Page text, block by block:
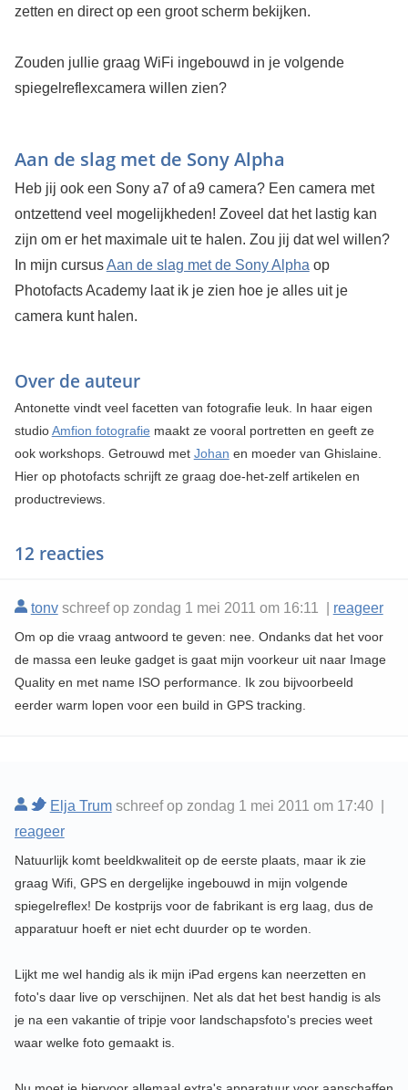
zetten en direct op een groot scherm bekijken.
Zouden jullie graag WiFi ingebouwd in je volgende
spiegelreflexcamera willen zien?
Aan de slag met de Sony Alpha
Heb jij ook een Sony a7 of a9 camera? Een camera met
ontzettend veel mogelijkheden! Zoveel dat het lastig kan
zijn om er het maximale uit te halen. Zou jij dat wel willen?
In mijn cursusAan de slag met de Sony Alpha op
Photofacts Academy laat ik je zien hoe je alles uit je
camera kunt halen.
Over de auteur
Antonette vindt veel facetten van fotografie leuk. In haar eigen
studioAmfion fotografie maakt ze vooral portretten en geeft ze
ook workshops. Getrouwd met Johan en moeder van Ghislaine.
Hier op photofacts schrijft ze graag doe-het-zelf artikelen en
productreviews.
12 reacties
tonvschreef op zondag 1 mei 2011 om 16:11 | reageer
Om op die vraag antwoord te geven: nee. Ondanks dat het voor
de massa een leuke gadget is gaat mijn voorkeur uit naar Image
Quality en met name ISO performance. Ik zou bijvoorbeeld
eerder warm lopen voor een build in GPS tracking.
Elja Trumschreef op zondag 1 mei 2011 om 17:40 |
reageer
Natuurlijk komt beeldkwaliteit op de eerste plaats, maar ik zie
graag Wifi, GPS en dergelijke ingebouwd in mijn volgende
spiegelreflex! De kostprijs voor de fabrikant is erg laag, dus de
apparatuur hoeft er niet echt duurder op te worden.
Lijkt me wel handig als ik mijn iPad ergens kan neerzetten en
foto's daar live op verschijnen. Net als dat het best handig is als
je na een vakantie of tripje voor landschapsfoto's precies weet
waar welke foto gemaakt is.